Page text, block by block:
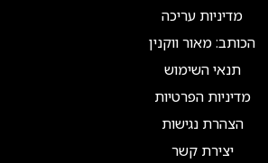
מדיניות עריכה
הכותב: מאור ווקנין
תנאי השימוש
מדיניות הפרטיות
הצהרת נגישות
יצירת קשר